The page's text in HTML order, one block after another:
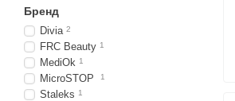
Бренд
Divia 2
FRC Beauty 1
MediOk 1
MicroSTOP 1
Staleks 1